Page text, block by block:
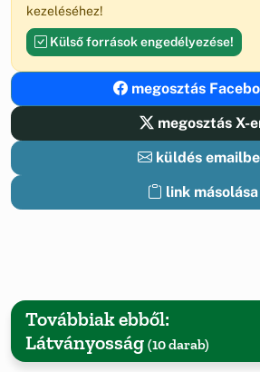
kezeléséhez!
Külső források engedélyezése!
megosztás
megosztás X-
küldés
link másolása
Továbbiak ebből:
Látványosság (10 darab)